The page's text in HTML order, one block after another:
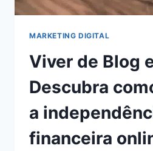
MARKETING DIGITAL
Viver de Blog
Descubra
a
financeira